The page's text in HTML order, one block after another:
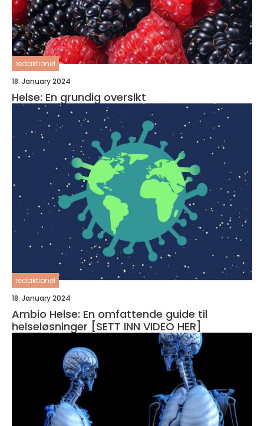
redaktionel
18. January 2024
Helse: En grundig oversikt
redaktionel
18. January 2024
Ambio Helse: En omfattende guide til
helseløsninger [SETT INN VIDEO HER]